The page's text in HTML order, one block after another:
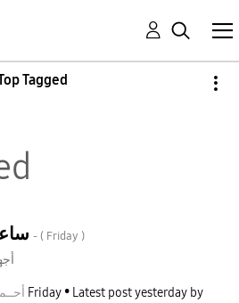
Tagged
- ( Friday )
Friday Latest postyesterday by